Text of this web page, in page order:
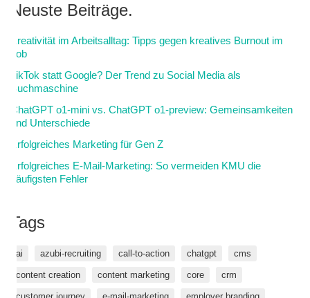
Neuste Beiträge.
Kreativität im Arbeitsalltag: Tipps gegen kreatives Burnout im
Job
TikTok statt Google? Der Trend zu Social Media als
Suchmaschine
ChatGPT o1-mini vs. ChatGPT o1-preview: Gemeinsamkeiten
und Unterschiede
Erfolgreiches Marketing für Gen Z
Erfolgreiches E-Mail-Marketing: So vermeiden KMU die
häufigsten Fehler
Tags
ai azubi-recruiting call-to-action chatgpt cms
content creation content marketing core crm